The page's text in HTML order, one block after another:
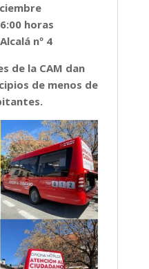
horas
nº 4
de la CAM dan
de menos de